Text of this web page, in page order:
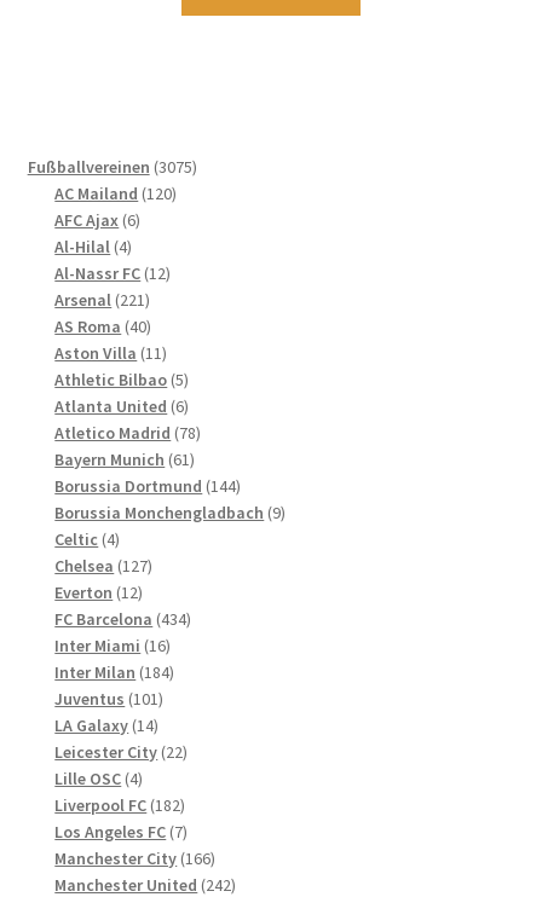
Fußballvereinen 30753075
AC Mailand 120120
AFC Ajax 66
Al-Hilal 44
Produkte
Al-Nassr FC 1212
Arsenal 221221
Produkte
AS Roma 4040
Produkte
Aston Villa 1111
Produkte
Athletic Bilbao 55
Produkte
Atlanta United 66
Produkte
Atletico Madrid 7878
Bayern Munich 6161
Produkte
Borussia Dortmund 144144
Produkte
Borussia Monchengladbach 99
Celtic 44
Produkte
Chelsea 127127
Everton 1212
Produkte
FC Barcelona 434434
Inter Miami 1616
Produkte
Inter Milan 184184
Juventus 101101
LA Galaxy 1414
Produkte
Leicester City 2222
Lille OSC 44
Produkte
Liverpool FC 182182
Produkte
Los Angeles FC 77
Produkte
Manchester City 166166
Produkte
Manchester United 242242